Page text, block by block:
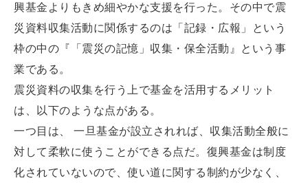
興基金よりもきめ細やかな支援を行った。その中で震
災資料収集活動に関係するのは「記録・広報」という
枠の中の『「震災の記憶」収集・保全活動』という事
業である。
震災資料の収集を行う上で基金を活用するメリット
は、以下のような点がある。
一つ目は、 一旦基金が設立されれば、収集活動全般に
対して柔軟に使うことができる点だ。復興基金は制度
化されていないので、使い道に関する制約が少なく、